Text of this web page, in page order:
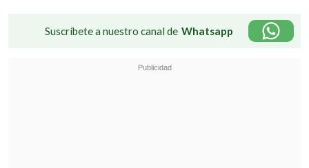
Suscríbete a nuestro canal de Whatsapp